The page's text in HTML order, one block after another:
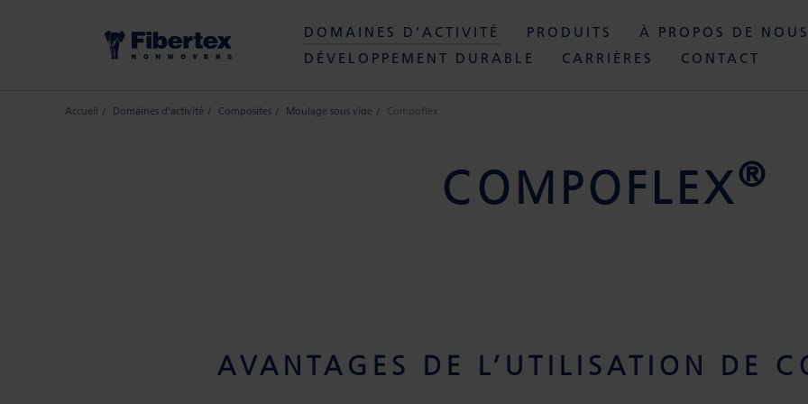
DOMAINES D’ACTIVITÉ PRODUITS
À PROPOS DE NOUS
DÉVELOPPEMENT DURABLE
CARRIÈRES CONTACT
Accueil Domaines d’activité Composites Moulage sous vide Compoflex
COMPOFLEX®
AVANTAGES DE L’UTILISATION DE